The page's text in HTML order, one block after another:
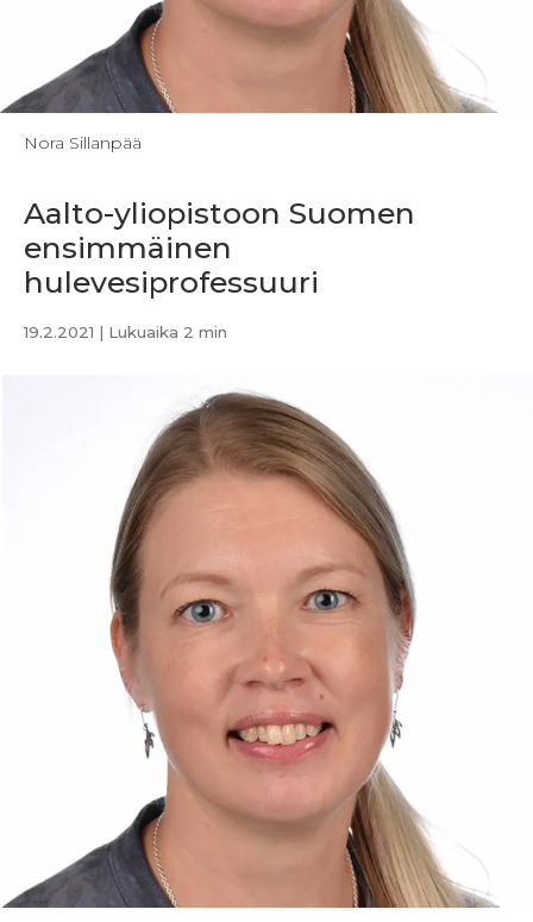
Nora Sillanpää
Aalto-yliopistoon Suomen
ensimmäinen
hulevesiprofessuuri
19.2.2021 | Lukuaika 2 min